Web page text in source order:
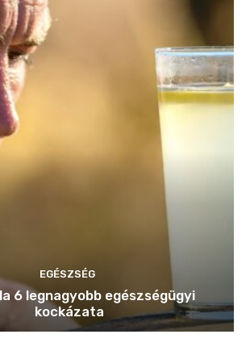
EGÉSZSÉG
6 legnagyobb egészségügyi
kockázata